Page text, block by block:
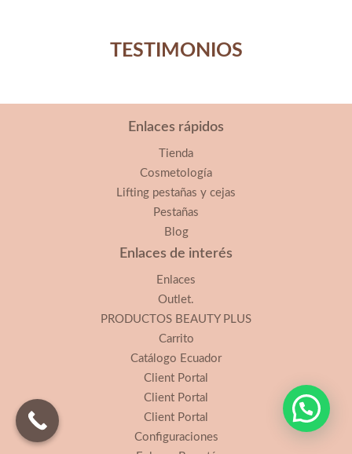
TESTIMONIOS
Enlaces rápidos
Tienda
Cosmetología
Lifting pestañas y cejas
Pestañas
Blog
Enlaces de interés
Enlaces
Outlet.
PRODUCTOS BEAUTY PLUS
Carrito
Catálogo Ecuador
Client Portal
Client Portal
Client Portal
Configuraciones